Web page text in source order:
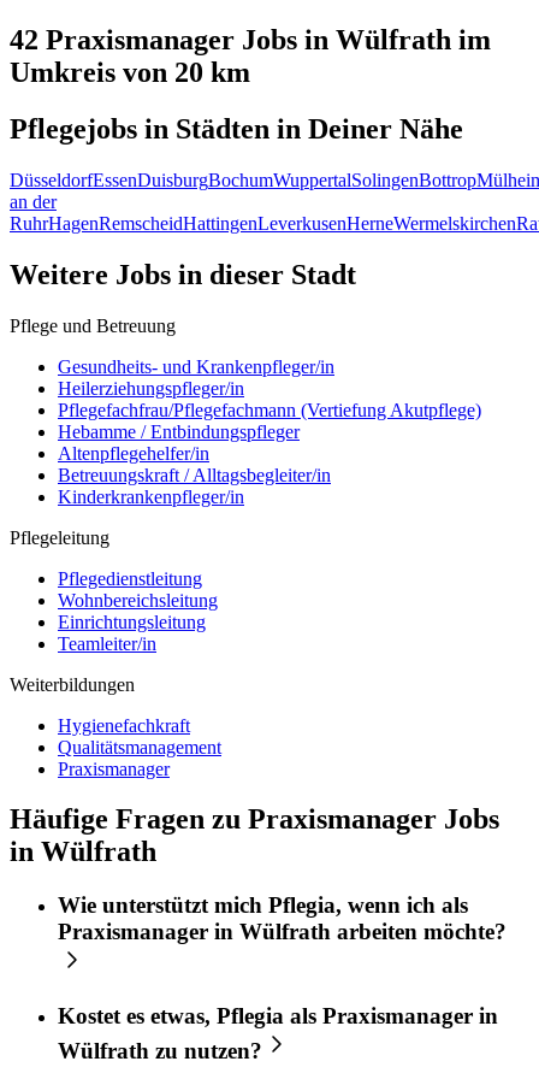
42 Praxismanager Jobs in Wülfrath im
Umkreis von 20 km
Pflegejobs in Städten in Deiner Nähe
DüsseldorfEssenDuisburgBochumWuppertalSolingenBottrop
an der
RuhrHagenRemscheidHattingenLeverkusenHerneWermelskirchen
Weitere Jobs in dieser Stadt
Pflege und Betreuung
Gesundheits- und Krankenpfleger/in
Heilerziehungspfleger/in
Pflegefachfrau/Pflegefachmann (Vertiefung Akutpflege)
Hebamme / Entbindungspfleger
Altenpflegehelfer/in
Betreuungskraft / Alltagsbegleiter/in
Kinderkrankenpfleger/in
Pflegeleitung
Pflegedienstleitung
Wohnbereichsleitung
Einrichtungsleitung
Teamleiter/in
Weiterbildungen
Hygienefachkraft
Qualitätsmanagement
Praxismanager
Häufige Fragen zu Praxismanager Jobs
in Wülfrath
Wie unterstützt mich Pflegia, wenn ich als
Praxismanager in Wülfrath arbeiten möchte?
Kostet es etwas, Pflegia als Praxismanager in
Wülfrath zu nutzen?